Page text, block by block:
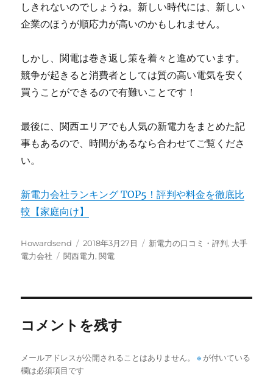
しきれないのでしょうね。新しい時代には、新しい
企業のほうが順応力が高いのかもしれません。
しかし、関電は巻き返し策を着々と進めています。
競争が起きると消費者としては質の高い電気を安く
買うことができるので有難いことです！
最後に、関西エリアでも人気の新電力をまとめた記
事もあるので、時間があるなら合わせてご覧くださ
い。
新電力会社ランキング TOP5！評判や料金を徹底比
較【家庭向け】
投
稿
Howardsend
投
稿
2018年3月27日
カ
新電力の口コミ・評判, 大手
電力会社
タ
関西電力,関電
コメントを残す
メールアドレスが公開されることはありません。 ※が付いている
欄は必須項目です